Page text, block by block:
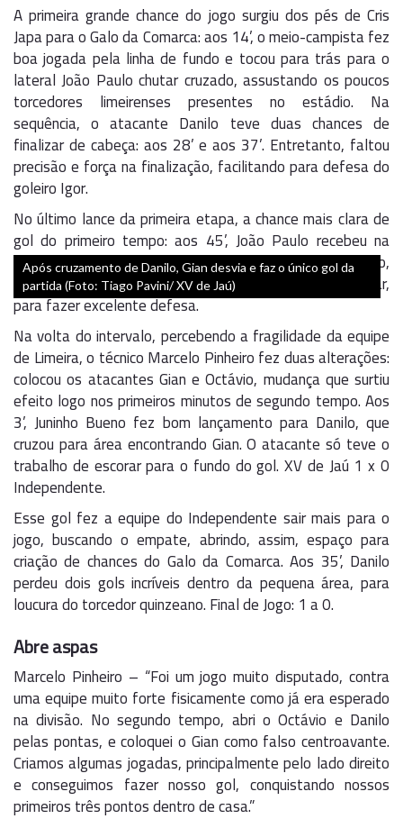
A primeira grande chance do jogo surgiu dos pés de Cris
Japa para o Galo da Comarca: aos 14’, o meio-campista fez
boa jogada pela linha de fundo e tocou para trás para o
lateral João Paulo chutar cruzado, assustando os poucos
torcedores limeirenses presentes no estádio. Na
sequência, o atacante Danilo teve duas chances de
finalizar de cabeça: aos 28’ e aos 37’. Entretanto, faltou
precisão e força na finalização, facilitando para defesa do
goleiro Igor.
No último lance da primeira etapa, a chance mais clara de
gol do primeiro tempo: aos 45’, João Paulo recebeu na
intermediária e cruzou. Gabriel recebeu e chutou cruzado,
de voleio, obrigando o goleiro do Independente a saltar,
para fazer excelente defesa.
Após cruzamento de Danilo, Gian desvia e faz o único gol da
partida (Foto: Tiago Pavini/ XV de Jaú)
Na volta do intervalo, percebendo a fragilidade da equipe
de Limeira, o técnico Marcelo Pinheiro fez duas alterações:
colocou os atacantes Gian e Octávio, mudança que surtiu
efeito logo nos primeiros minutos de segundo tempo. Aos
3’, Juninho Bueno fez bom lançamento para Danilo, que
cruzou para área encontrando Gian. O atacante só teve o
trabalho de escorar para o fundo do gol. XV de Jaú 1 x 0
Independente.
Esse gol fez a equipe do Independente sair mais para o
jogo, buscando o empate, abrindo, assim, espaço para
criação de chances do Galo da Comarca. Aos 35’, Danilo
perdeu dois gols incríveis dentro da pequena área, para
loucura do torcedor quinzeano. Final de Jogo: 1 a 0.
Abre aspas
Marcelo Pinheiro – “Foi um jogo muito disputado, contra
uma equipe muito forte fisicamente como já era esperado
na divisão. No segundo tempo, abri o Octávio e Danilo
pelas pontas, e coloquei o Gian como falso centroavante.
Criamos algumas jogadas, principalmente pelo lado direito
e conseguimos fazer nosso gol, conquistando nossos
primeiros três pontos dentro de casa.”